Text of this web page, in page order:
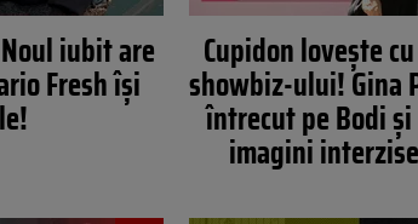
iubit are
Fresh își
Cupidon lovește
showbiz-ului! Gina
întrecut pe Bodi
imagini